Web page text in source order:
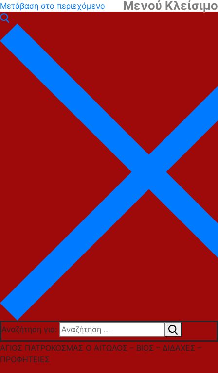
Μετάβαση στο περιεχόμενο Μενού Κλείσιμο
Αναζήτηση για:
ΑΓΙΟΣ ΠΑΤΡΟΚΟΣΜΑΣ Ο ΑΙΤΩΛΟΣ – ΒΙΟΣ – ΔΙΔΑΧΕΣ –
ΠΡΟΦΗΤΕΙΕΣ